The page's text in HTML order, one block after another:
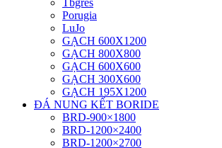
Porugia
LuJo
GẠCH 600X1200
GẠCH 800X800
GẠCH 600X600
GẠCH 300X600
GẠCH 195X1200
ĐÁ NUNG KẾT BORIDE
BRD-900×1800
BRD-1200×2400
BRD-1200×2700